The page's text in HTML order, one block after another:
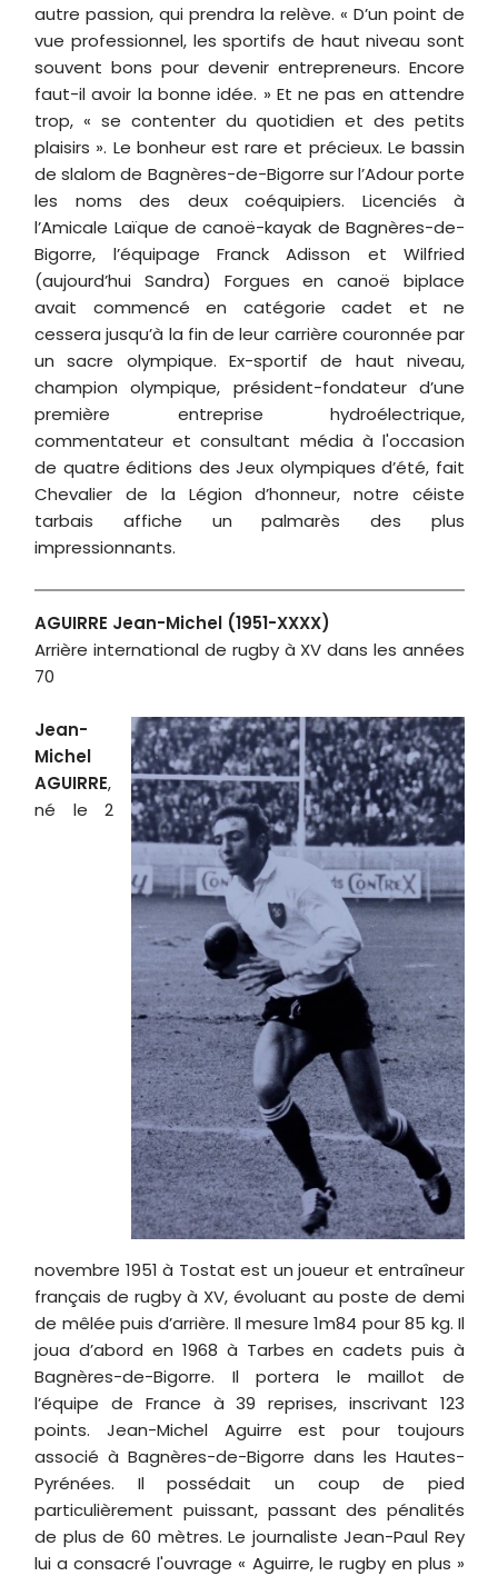
autre passion, qui prendra la relève. « D’un point de
vue professionnel, les sportifs de haut niveau sont
souvent bons pour devenir entrepreneurs. Encore
faut-il avoir la bonne idée. » Et ne pas en attendre
trop, « se contenter du quotidien et des petits
plaisirs ». Le bonheur est rare et précieux. Le bassin
de slalom de Bagnères-de-Bigorre sur l’Adour porte
les noms des deux coéquipiers. Licenciés à
l’Amicale Laïque de canoë-kayak de Bagnères-de-
Bigorre, l’équipage Franck Adisson et Wilfried
(aujourd’hui Sandra) Forgues en canoë biplace
avait commencé en catégorie cadet et ne
cessera jusqu’à la fin de leur carrière couronnée par
un sacre olympique. Ex-sportif de haut niveau,
champion olympique, président-fondateur d’une
première entreprise hydroélectrique,
commentateur et consultant média à l'occasion
de quatre éditions des Jeux olympiques d’été, fait
Chevalier de la Légion d’honneur, notre céiste
tarbais affiche un palmarès des plus
impressionnants.
AGUIRRE Jean-Michel (1951-XXXX)
Arrière international de rugby à XV dans les années
70
Jean-
Michel
AGUIRRE,
né le 2
novembre 1951 à Tostat est un joueur et entraîneur
français de rugby à XV, évoluant au poste de demi
de mêlée puis d’arrière. Il mesure 1m84 pour 85 kg. Il
joua d’abord en 1968 à Tarbes en cadets puis à
Bagnères-de-Bigorre. Il portera le maillot de
l’équipe de France à 39 reprises, inscrivant 123
points. Jean-Michel Aguirre est pour toujours
associé à Bagnères-de-Bigorre dans les Hautes-
Pyrénées. Il possédait un coup de pied
particulièrement puissant, passant des pénalités
de plus de 60 mètres. Le journaliste Jean-Paul Rey
lui a consacré l'ouvrage « Aguirre, le rugby en plus »